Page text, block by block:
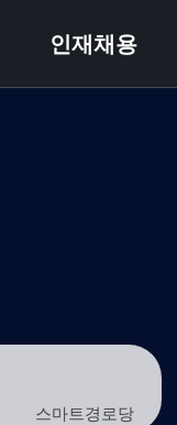
인재채용
스마트경로당